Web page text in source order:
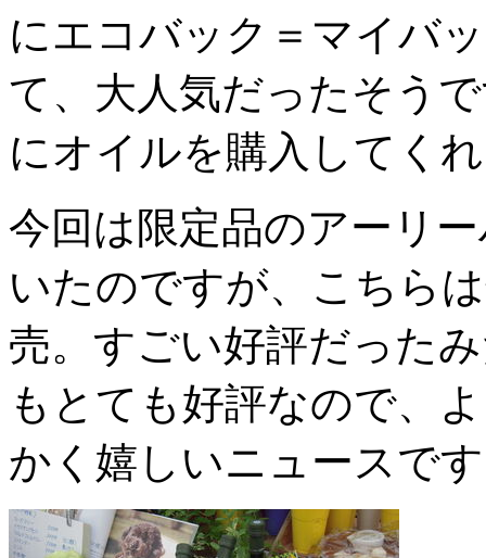
にエコバック＝マイバ
て、大人気だったそう
にオイルを購入してく
今回は限定品のアーリ
いたのですが、こちら
売。すごい好評だった
もとても好評なので、
かく嬉しいニュースで